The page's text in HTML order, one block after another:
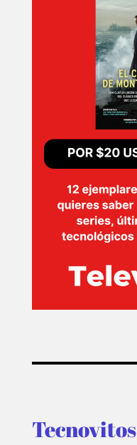
EVENTOS
Tecnovitos